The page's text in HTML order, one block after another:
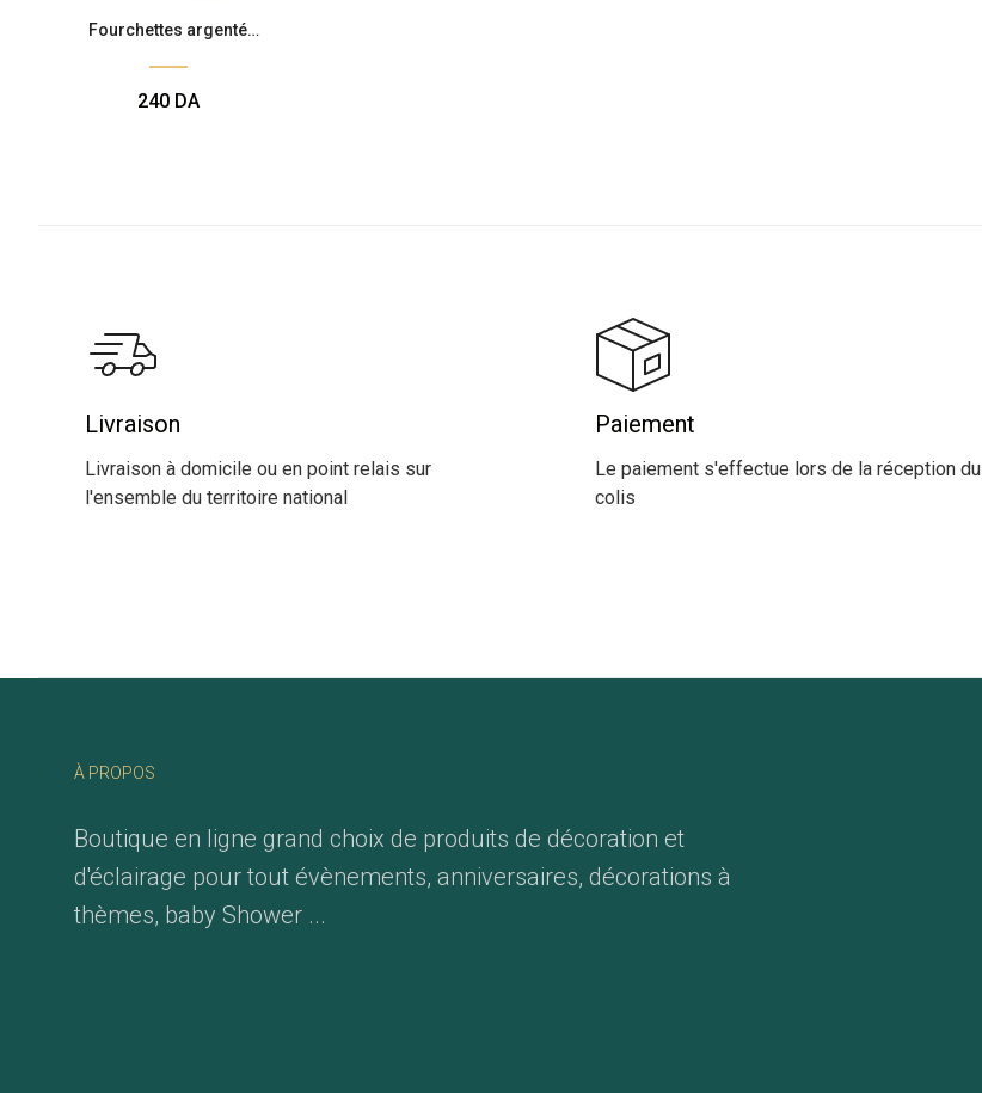
Fourchettes argenté
240 DA
Livraison
Livraison à domicile ou en point relais sur
l'ensemble du territoire national
Paiement
Le paiement s'effectue lors de la réception du
colis
À PROPOS
Boutique en ligne grand choix de produits de décoration et
d'éclairage pour tout évènements, anniversaires, décorations à
thèmes, baby Shower ...